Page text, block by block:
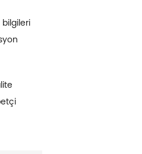
bilgileri